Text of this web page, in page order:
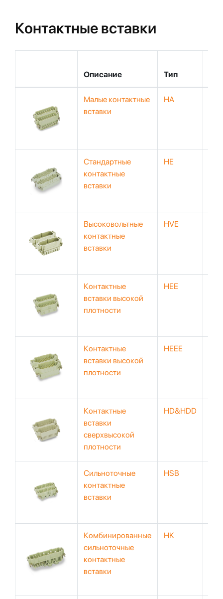
Контактные вставки
Описание Тип
Малые контактные
вставки
HA
Стандартные
контактные
вставки
HE
Высоковольтные
контактные
вставки
HVE
Контактные
вставки высокой
плотности
HEE
Контактные
вставки высокой
плотности
HEEE
Контактные
вставки
сверхвысокой
плотности
HD&HDD
Сильноточные
контактные
вставки
HSB
Комбинированные
сильноточные
контактные
вставки
HK